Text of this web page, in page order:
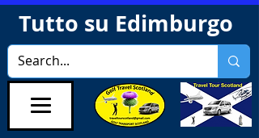
Tutto su Edimburgo